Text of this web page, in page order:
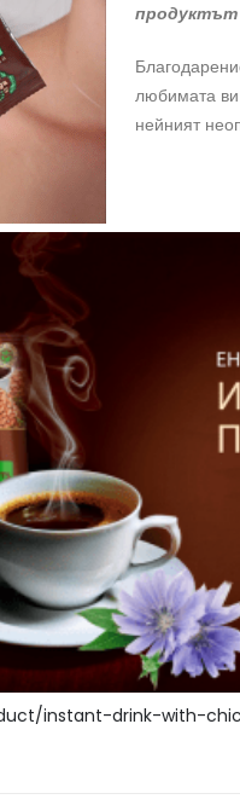
продуктът
любимата ви
нейният
instant-drink-with-